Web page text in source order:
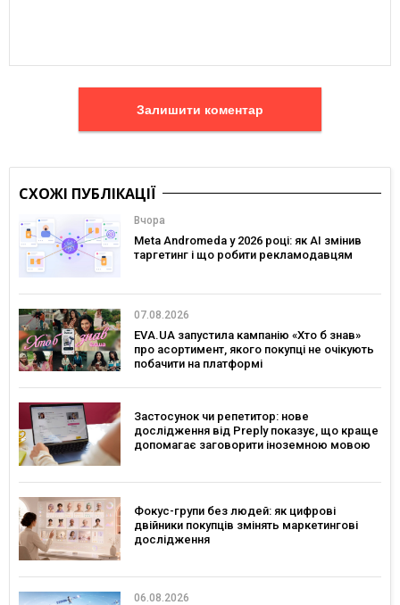
Залишити коментар
СХОЖІ ПУБЛІКАЦІЇ
Вчора
Meta Andromeda у 2026 році: як AI змінив
таргетинг і що робити рекламодавцям
07.08.2026
EVA.UA запустила кампанію «Хто б знав»
про асортимент, якого покупці не очікують
побачити на платформі
Застосунок чи репетитор: нове
дослідження від Preply показує, що краще
допомагає заговорити іноземною мовою
Фокус-групи без людей: як цифрові
двійники покупців змінять маркетингові
дослідження
06.08.2026